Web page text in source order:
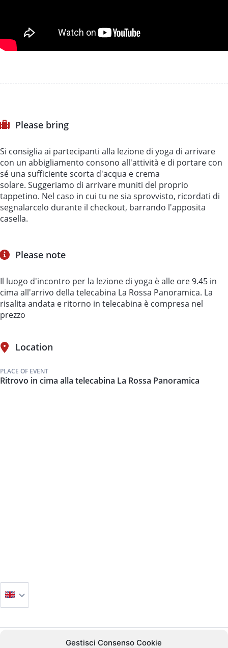
Gestisci Consenso Cookie
Please bring
Si consiglia ai partecipanti alla lezione di yoga di arrivare
con un abbigliamento consono all'attività e di portare con
sé una sufficiente scorta d'acqua e crema
solare. Suggeriamo di arrivare muniti del proprio
tappetino. Nel caso in cui tu ne sia sprovvisto, ricordati di
segnalarcelo durante il checkout, barrando l'apposita
casella.
Please note
Il luogo d'incontro per la lezione di yoga è alle ore 9.45 in
cima all'arrivo della telecabina La Rossa Panoramica. La
risalita andata e ritorno in telecabina è compresa nel
prezzo
Location
PLACE OF EVENT
Ritrovo in cima alla telecabina La Rossa Panoramica